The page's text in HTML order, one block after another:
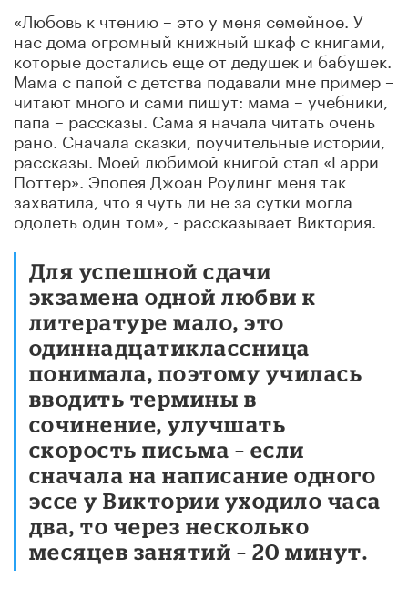
«Любовь к чтению – это у меня семейное. У
нас дома огромный книжный шкаф с книгами,
которые достались еще от дедушек и бабушек.
Мама с папой с детства подавали мне пример –
читают много и сами пишут: мама – учебники,
папа – рассказы. Сама я начала читать очень
рано. Сначала сказки, поучительные истории,
рассказы. Моей любимой книгой стал «Гарри
Поттер». Эпопея Джоан Роулинг меня так
захватила, что я чуть ли не за сутки могла
одолеть один том», - рассказывает Виктория.
Для успешной сдачи
экзамена одной любви к
литературе мало, это
одиннадцатиклассница
понимала, поэтому училась
вводить термины в
сочинение, улучшать
скорость письма – если
сначала на написание одного
эссе у Виктории уходило часа
два, то через несколько
месяцев занятий – 20 минут.